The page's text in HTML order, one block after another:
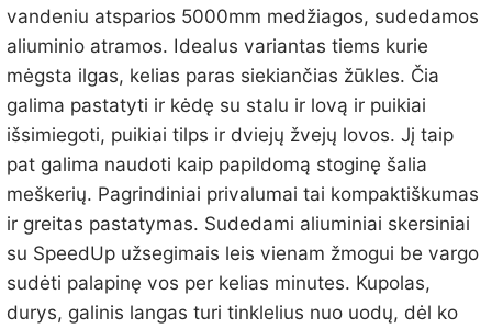
vandeniu atsparios 5000mm medžiagos, sudedamos
aliuminio atramos. Idealus variantas tiems kurie
mėgsta ilgas, kelias paras siekiančias žūkles. Čia
galima pastatyti ir kėdę su stalu ir lovą ir puikiai
išsimiegoti, puikiai tilps ir dviejų žvejų lovos. Jį taip
pat galima naudoti kaip papildomą stoginę šalia
meškerių. Pagrindiniai privalumai tai kompaktiškumas
ir greitas pastatymas. Sudedami aliuminiai skersiniai
su SpeedUp užsegimais leis vienam žmogui be vargo
sudėti palapinę vos per kelias minutes. Kupolas,
durys, galinis langas turi tinklelius nuo uodų, dėl ko